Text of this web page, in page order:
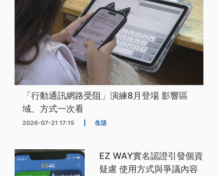
「行動通訊網路受阻」演練8月登場 影響區
域、方式一次看
2026-07-21 17:15 生活
EZ WAY實名認證引發個資
疑慮 使用方式與爭議內容